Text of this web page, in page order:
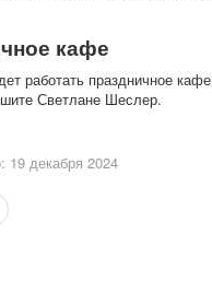
кафе
работать праздничное
Светлане Шеслер.
19 декабря 2024